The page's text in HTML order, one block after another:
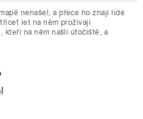
nenašel, a přece ho znají lidé
let na něm prožívají
kteří na něm našli útočiště, a